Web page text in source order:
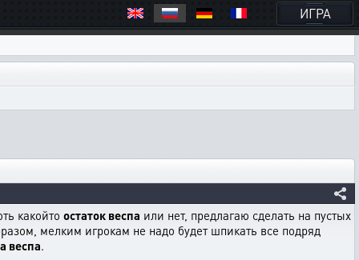
ИГРА
какойто остаток веспа или нет, предлагаю сделать на пустых
мелким игрокам не надо будет шпикать все подряд
веспа.